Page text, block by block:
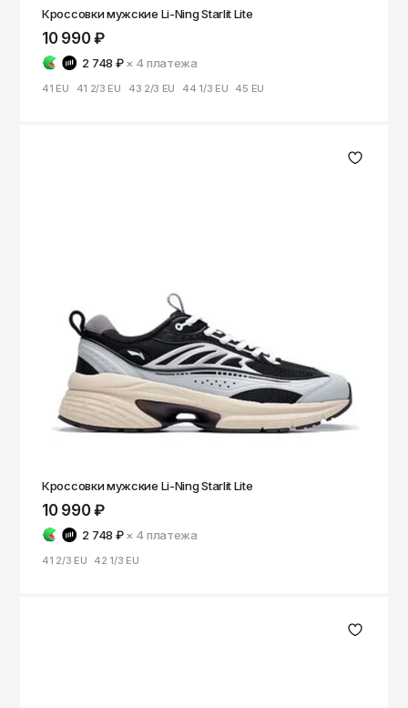
Кроссовки мужские Li-Ning Starlit Lite
10 990 ₽
2 748 ₽ × 4платежа
41 EU 41 2/3 EU 43 2/3 EU 44 1/3 EU 45 EU
Кроссовки мужские Li-Ning Starlit Lite
10 990 ₽
2 748 ₽ × 4платежа
41 2/3 EU 42 1/3 EU